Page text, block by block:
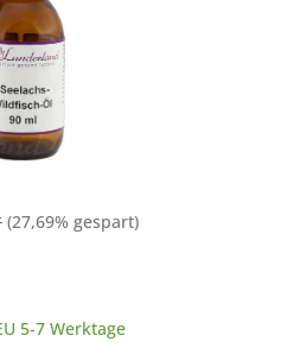
(27,69% gespart)
5-7 Werktage